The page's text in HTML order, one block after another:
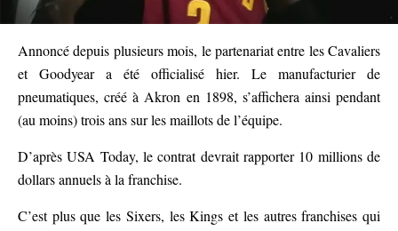
Annoncé depuis plusieurs mois, le partenariat entre les Cavaliers
et Goodyear a été officialisé hier. Le manufacturier de
pneumatiques, créé à Akron en 1898, s’affichera ainsi pendant
(au moins) trois ans sur les maillots de l’équipe.
D’après USA Today, le contrat devrait rapporter 10 millions de
dollars annuels à la franchise.
C’est plus que les Sixers, les Kings et les autres franchises qui